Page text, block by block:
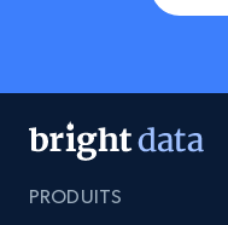
PRODUITS